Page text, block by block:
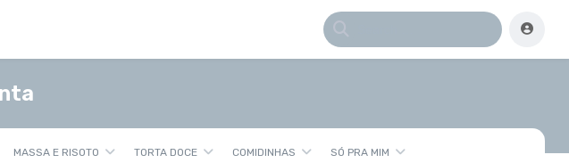
MASSA E RISOTO TORTA DOCE COMIDINHAS SÓ PRA MIM